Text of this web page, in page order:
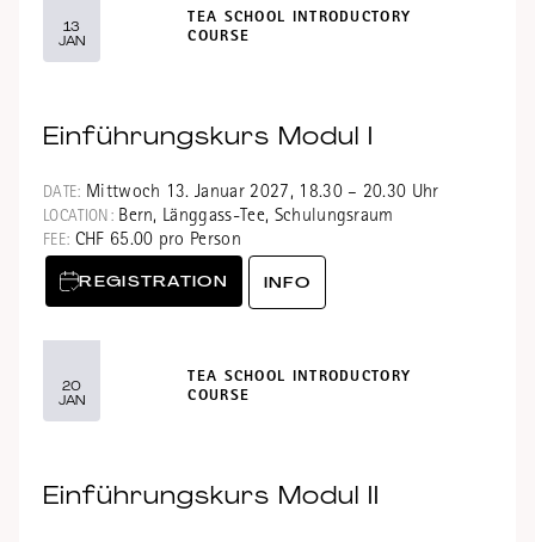
13
JAN
TEA SCHOOL INTRODUCTORY
COURSE
Einführungskurs Modul I
DATE: Mittwoch 13. Januar 2027, 18.30 – 20.30 Uhr
LOCATION:Bern, Länggass-Tee, Schulungsraum
FEE: CHF 65.00 pro Person
REGISTRATION INFO
20
JAN
TEA SCHOOL INTRODUCTORY
COURSE
Einführungskurs Modul II